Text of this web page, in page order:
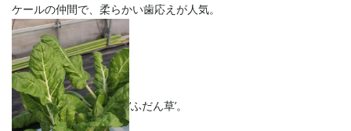
ケールの仲間で、柔らかい歯応えが人気。
‘ふだん草’。